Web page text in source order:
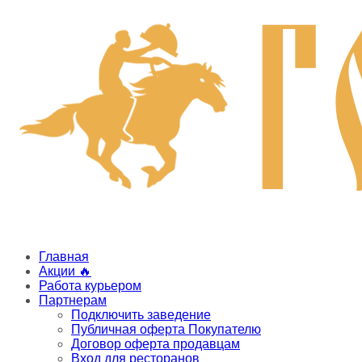
Главная
Акции 🔥
Работа курьером
Партнерам
Подключить заведение
Публичная оферта Покупателю
Договор оферта продавцам
Вход для ресторанов